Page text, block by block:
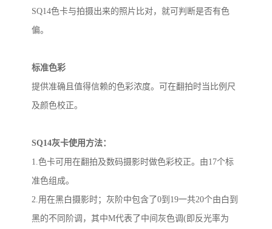
SQ14色卡与拍摄出来的照片比对，就可判断是否有色
偏。
标准色彩
提供准确 且值得信赖的色彩浓度。可在翻拍时当比例尺
及颜色校正。
SQ14灰卡使用方法：
1.色卡可用在翻拍及数码摄影时做色彩校正。由17个标
准色组成。
2.用在黑白摄影时；灰阶中包含了0到 19一共20个由白到
黑的不同阶调，其中M代表了中间灰色调( 即反光率为